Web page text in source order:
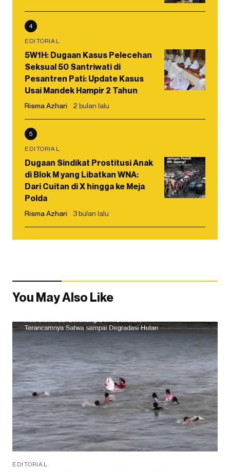
4
EDITORIAL
5W1H: Dugaan Kasus Pelecehan
Seksual 50 Santriwati di
Pesantren Pati: Update Kasus
Usai Mandek Hampir 2 Tahun
Risma Azhari 2 bulan lalu
5
EDITORIAL
Dugaan Sindikat Prostitusi Anak
di Blok M yang Libatkan WNA:
Dari Cuitan di X hingga ke Meja
Polda
Risma Azhari 3 bulan lalu
You May Also Like
EDITORIAL